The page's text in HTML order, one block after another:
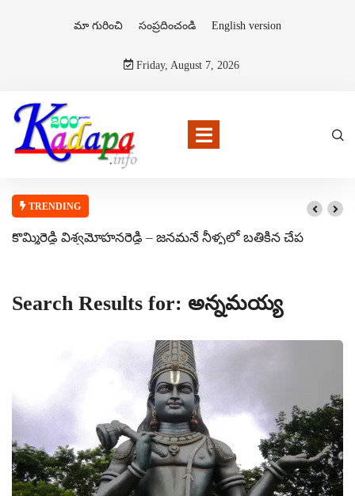
మా గురించి సంప్రదించండి English version
Friday, August 7, 2026
TRENDING
కొమ్మిరెడ్డి విశ్వమోహనరెడ్డి – జనమనే నీళ్ళలో బతికిన చేప
Search Results for: అన్నమయ్య